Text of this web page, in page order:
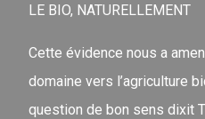
LE BIO, NATURELLEMENT
Cette évidence nous a
domaine vers l’agriculture
question de bon sens dixit